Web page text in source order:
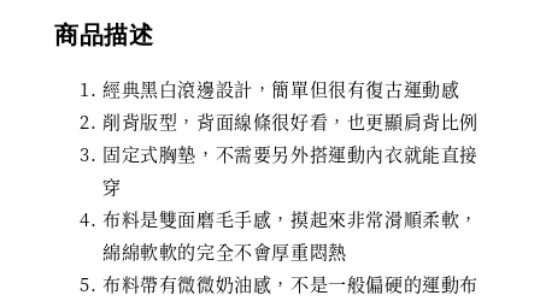
商品描述
經典黑白滾邊設計，簡單但很有復古運動感
削背版型，背面線條很好看，也更顯肩背比例
固定式胸墊，不需要另外搭運動內衣就能直接
穿
布料是雙面磨毛手感，摸起來非常滑順柔軟，
綿綿軟軟的完全不會厚重悶熱
布料帶有微微奶油感，不是一般偏硬的運動布